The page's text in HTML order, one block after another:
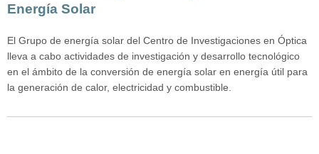
Energía Solar
El Grupo de energía solar del Centro de Investigaciones en Óptica
lleva a cabo actividades de investigación y desarrollo tecnológico
en el ámbito de la conversión de energía solar en energía útil para
la generación de calor, electricidad y combustible.